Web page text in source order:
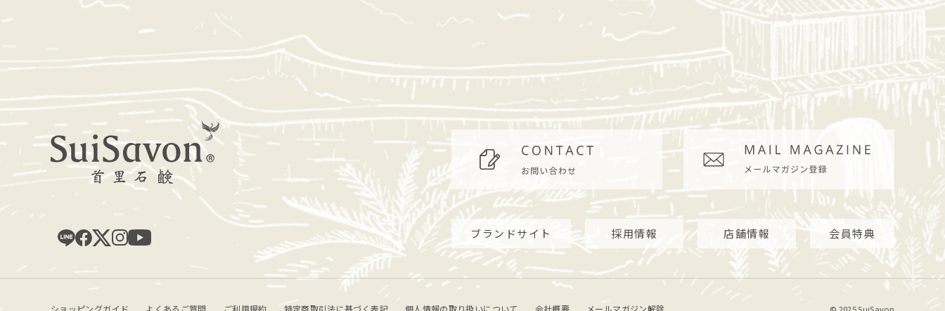
ブランドサイト 採用情報 店舗情報 会員特典
ショッピングガイド よくあるご質問 ご利用規約 特定商取引法に基づく表記 個人情報の取り扱いについて 会社概要 メールマガジン解除 © 2025 SuiSavon